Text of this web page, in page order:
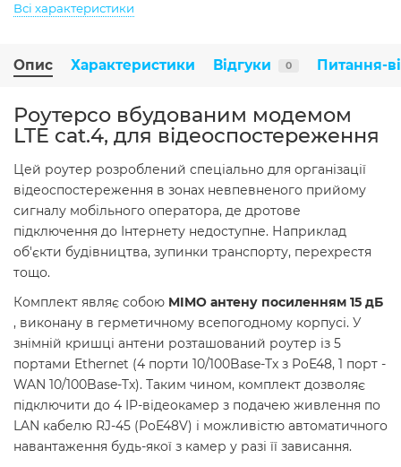
Всі характеристики
Опис Характеристики Відгуки 0 Питання-
Роутерсо вбудованим модемом
LTE cat.4, для відеоспостереження
Цей роутер розроблений спеціально для організації
відеоспостереження в зонах невпевненого прийому
сигналу мобільного оператора, де дротове
підключення до Інтернету недоступне. Наприклад
об'єкти будівництва, зупинки транспорту, перехрестя
тощо.
Комплект являє собою MIMO антену посиленням 15 дБ
, виконану в герметичному всепогодному корпусі. У
знімній кришці антени розташований роутер із 5
портами Ethernet (4 порти 10/100Base-Tx з PoE48, 1 порт -
WAN 10/100Base-Tx). Таким чином, комплект дозволяє
підключити до 4 IP-відеокамер з подачею живлення по
LAN кабелю RJ-45 (PoE48V) і можливістю автоматичного
навантаження будь-якої з камер у разі її зависання.